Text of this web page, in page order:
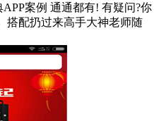
案例 通通都有! 有疑问?你
搭配扔过来高手大神老师随